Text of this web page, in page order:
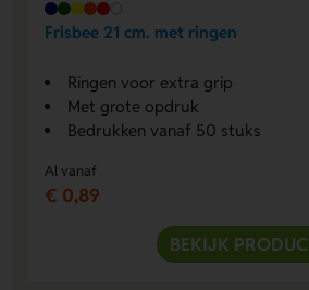
Frisbee 21 cm. met ringen
Ringen voor extra grip
Met grote opdruk
Bedrukken vanaf 50 stuks
Al vanaf
€ 0,89
BEKIJK